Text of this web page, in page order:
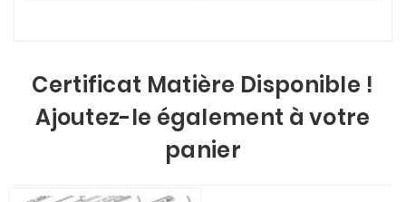
Certificat Matière Disponible !
Ajoutez-le également à votre
panier